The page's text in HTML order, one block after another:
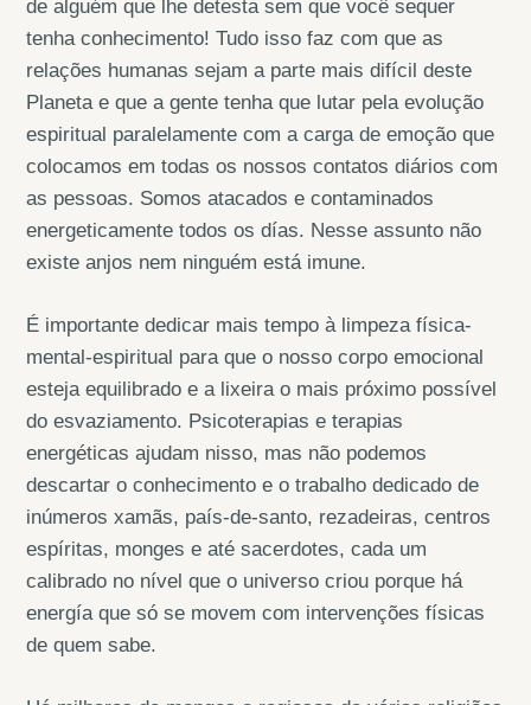
de alguém que lhe detesta sem que você sequer
tenha conhecimento! Tudo isso faz com que as
relações humanas sejam a parte mais difícil deste
Planeta e que a gente tenha que lutar pela evolução
espiritual paralelamente com a carga de emoção que
colocamos em todas os nossos contatos diários com
as pessoas. Somos atacados e contaminados
energeticamente todos os días. Nesse assunto não
existe anjos nem ninguém está imune.
É importante dedicar mais tempo à limpeza física-
mental-espiritual para que o nosso corpo emocional
esteja equilibrado e a lixeira o mais próximo possível
do esvaziamento. Psicoterapias e terapias
energéticas ajudam nisso, mas não podemos
descartar o conhecimento e o trabalho dedicado de
inúmeros xamãs, país-de-santo, rezadeiras, centros
espíritas, monges e até sacerdotes, cada um
calibrado no nível que o universo criou porque há
energía que só se movem com intervenções físicas
de quem sabe.